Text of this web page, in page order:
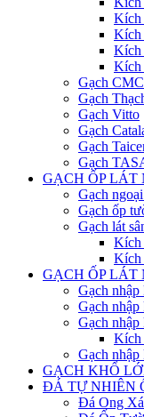
Kích
Kích
Kích
Kích
Gạch CMC
Gạch
Gạch Vitto
Gạch
Gạch
Gạch
GẠCH ỐP LÁT
Gạch
Gạch ốp
Gạch lát
Kích
Kích
GẠCH ỐP LÁT
Gạch nhập
Gạch nhập
Gạch
Kích
Gạch
GẠCH KHỔ
ĐÁ TỰ NHIÊN
Đá Ong